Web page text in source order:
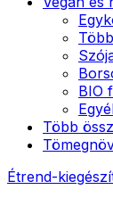
BIO
Több
Étrend-